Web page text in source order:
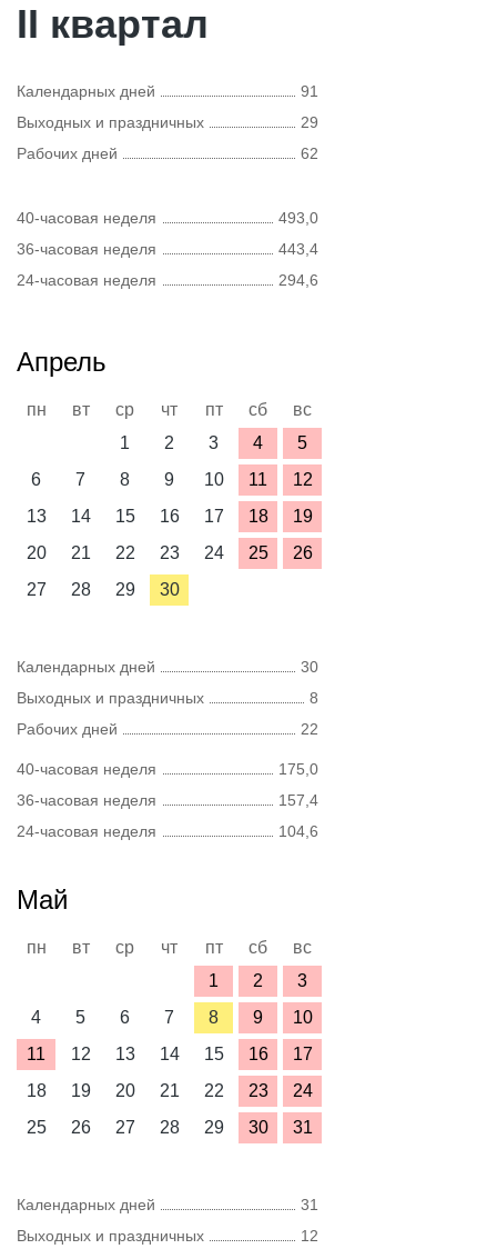
II квартал
Календарных дней
91
Выходных и праздничных
29
Рабочих дней
62
40-часовая неделя
493,0
36-часовая неделя
443,4
24-часовая неделя
294,6
Апрель
пн вт ср чт пт сб
вс
1
2 3 4
5
6
7 8 9 10 11
12
13
14 15 16 17 18
19
20
21 22 23 24 25
26
27
28 29 30
Календарных дней
30
Выходных и праздничных
8
Рабочих дней
22
40-часовая неделя
175,0
36-часовая неделя
157,4
24-часовая неделя
104,6
Май
пн вт ср чт пт сб
вс
1
2
3
4
5 6 7 8 9
10
11
12 13 14 15 16
17
18
19 20 21 22 23
24
25
26 27 28 29 30 31
Календарных дней
31
Выходных и праздничных
12